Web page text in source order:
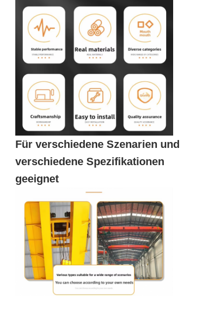
Für verschiedene Szenarien und
verschiedene Spezifikationen
geeignet